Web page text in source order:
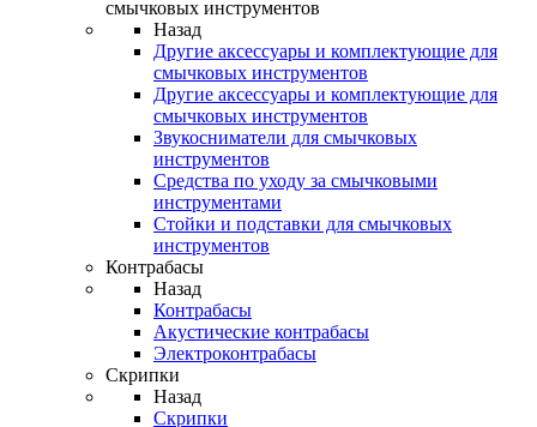
смычковых инструментов
Назад
Другие аксессуары и комплектующие для
смычковых инструментов
Другие аксессуары и комплектующие для
смычковых инструментов
Звукосниматели для смычковых
инструментов
Средства по уходу за смычковыми
инструментами
Стойки и подставки для смычковых
инструментов
Контрабасы
Назад
Контрабасы
Акустические контрабасы
Электроконтрабасы
Скрипки
Назад
Скрипки